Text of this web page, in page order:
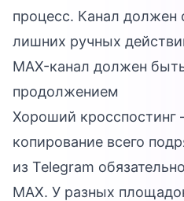
процесс. Канал должен
лишних ручных
MAX-канал должен
продолжением
Хороший кросспостинг
копирование всего
из Telegram
MAX. У разных